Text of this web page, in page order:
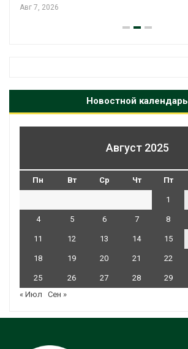
Авг 7, 2026
Новостной календарь
Август 2025
Пн Вт Ср Чт Пт
1
4 5 6 7 8
11 12 13 14 15
18 19 20 21 22
25 26 27 28 29
« Июл
Сен »